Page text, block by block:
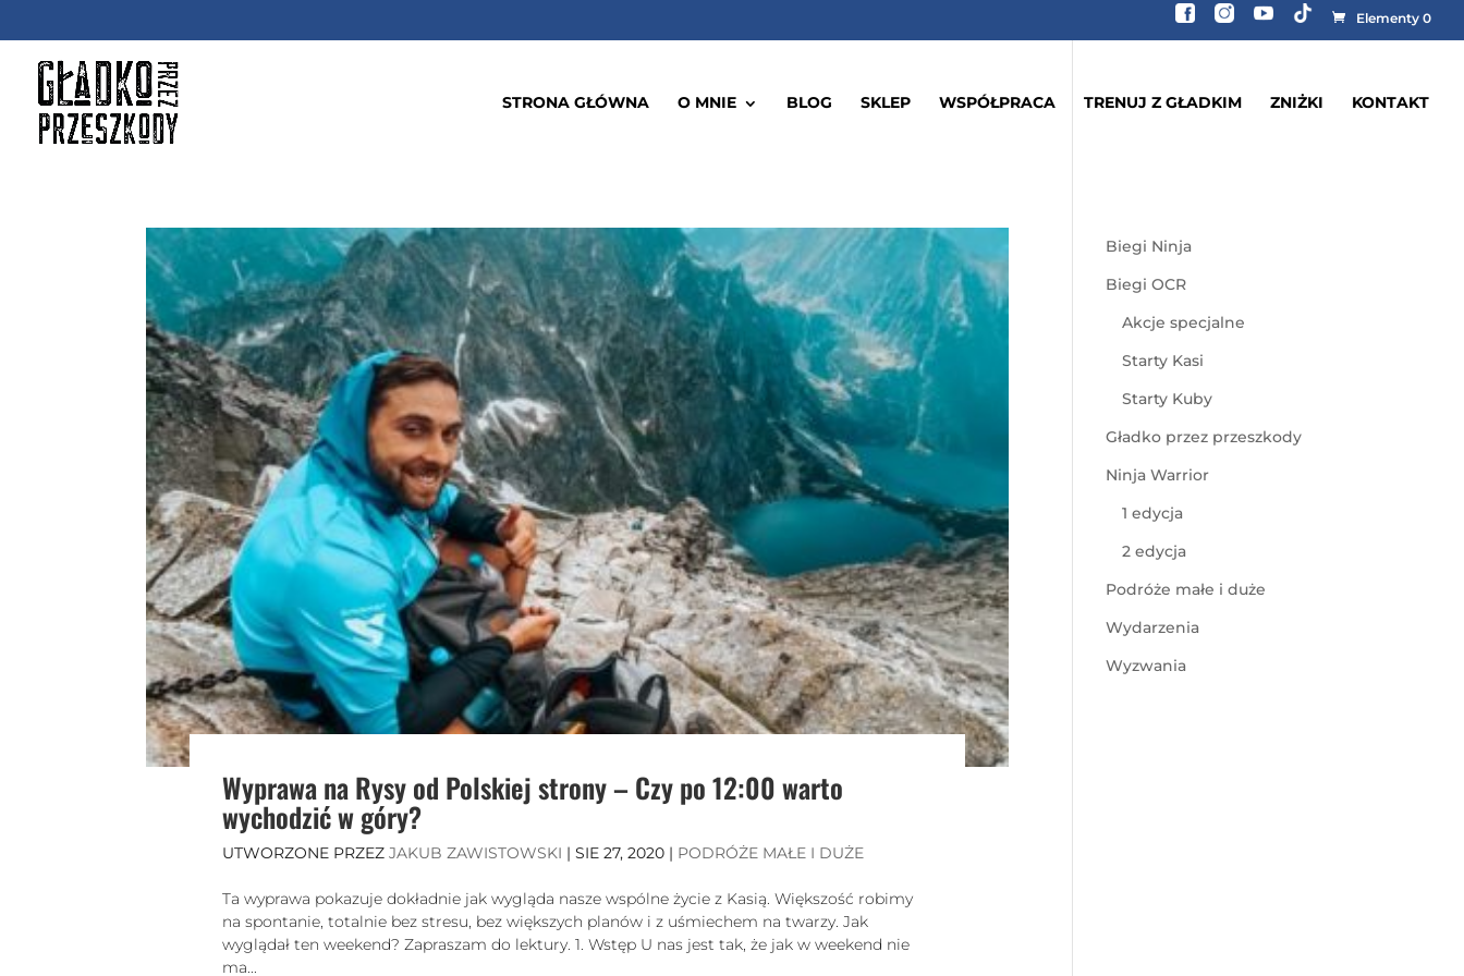
Elementy 0
STRONA GŁÓWNA O MNIE BLOG SKLEP WSPÓŁPRACA TRENUJ Z GŁADKIM ZNIŻKI KONTAKT
Wyprawa na Rysy od Polskiej strony – Czy po 12:00 warto
wychodzić w góry?
UTWORZONE PRZEZ JAKUB ZAWISTOWSKI | SIE 27, 2020| PODRÓŻE MAŁE I DUŻE
Ta wyprawa pokazuje dokładnie jak wygląda nasze wspólne życie z Kasią. Większość robimy
na spontanie, totalnie bez stresu, bez większych planów i z uśmiechem na twarzy. Jak
wyglądał ten weekend? Zapraszam do lektury. 1. Wstęp U nas jest tak, że jak w weekend nie
ma...
Biegi Ninja
Biegi OCR
Akcje specjalne
Starty Kasi
Starty Kuby
Gładko przez przeszkody
Ninja Warrior
1 edycja
2 edycja
Podróże małe i duże
Wydarzenia
Wyzwania